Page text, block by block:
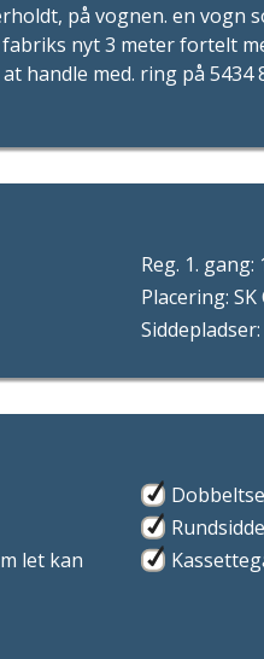
på vognen. en vogn
nyt 3 meter fortelt
handle med. ring på
Reg. 1. gang:
Placering: SK
Siddepladser:
let kan